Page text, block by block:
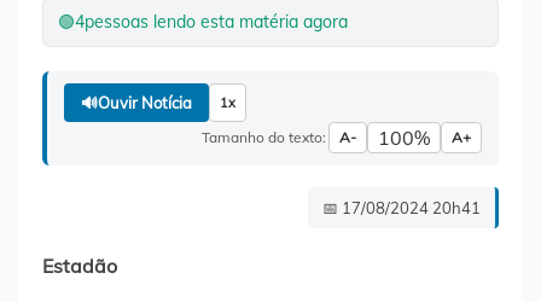
🟢4pessoas lendo esta matéria agora
🔊Ouvir Notícia 1x
Tamanho do texto: A- 100% A+
📅 17/08/2024 20h41
Estadão